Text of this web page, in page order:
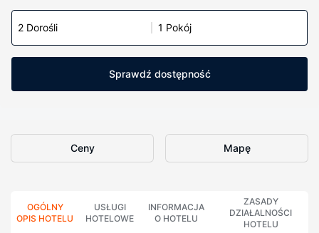
2 Dorośli 1 Pokój
Sprawdź dostępność
Ceny Mapę
OGÓLNY
OPIS HOTELU
USŁUGI
HOTELOWE
INFORMACJA
O HOTELU
ZASADY
DZIAŁALNOŚCI
HOTELU